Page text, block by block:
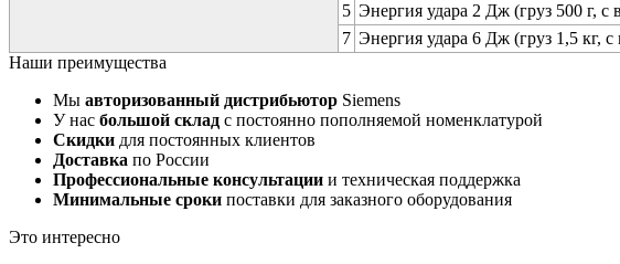
5 Энергия удара 2 Дж (груз 500 г, с
7 Энергия удара 6 Дж (груз 1,5 кг,
Наши преимущества
Мы авторизованный дистрибьютор Siemens
У нас большой склад с постоянно пополняемой номенклатурой
Скидки для постоянных клиентов
Доставка по России
Профессиональные консультации и техническая поддержка
Минимальные сроки поставки для заказного оборудования
Это интересно